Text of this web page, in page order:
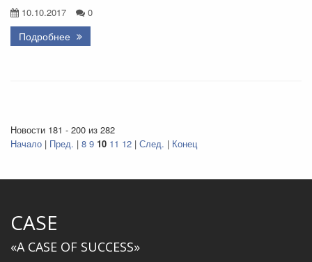
10.10.2017 0
Подробнее
Новости 181 - 200 из 282
Начало | Пред. | 8 9 10 11 12 | След. | Конец
CASE
«A CASE OF SUCCESS»